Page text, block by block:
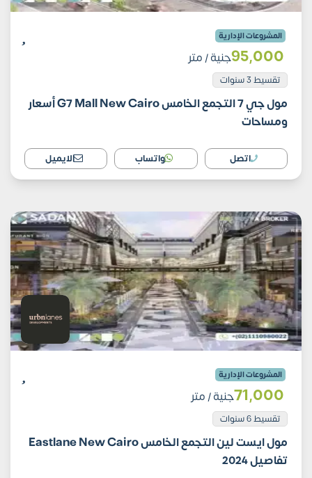
المشروعات الإدارية
95٬000جنية/ متر
تقسيط 3 سنوات
مول جي 7 التجمع الخامس G7 Mall New Cairo أسعار
ومساحات
اتصل واتساب الايميل
المشروعات الإدارية
71٬000جنية/ متر
تقسيط 6 سنوات
مول ايست لين التجمع الخامس Eastlane New Cairo
تفاصيل 2024